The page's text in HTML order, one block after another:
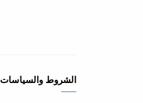
الشروط والسياسات